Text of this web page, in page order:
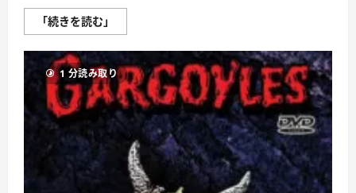
「続きを読む」
ス
リ
ー・
ワ
ン
ズ
ア
ン
デ
ィ・
1 分読み取り